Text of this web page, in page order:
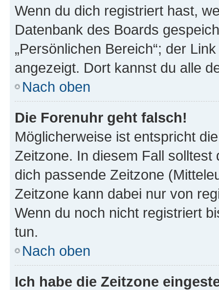
Wenn du dich registriert hast,
Datenbank des Boards
„Persönlichen Bereich“; der
angezeigt. Dort kannst du alle
Nach oben
Die Forenuhr geht falsch!
Möglicherweise ist entspricht
Zeitzone. In diesem Fall solltest
dich passende Zeitzone
Zeitzone kann dabei nur von
Wenn du noch nicht registriert
tun.
Nach oben
Ich habe die Zeitzone